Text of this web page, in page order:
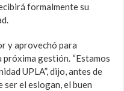
formalmente su
y aprovechó para
próxima gestión. “Estamos
UPLA”, dijo, antes de
el eslogan, el buen